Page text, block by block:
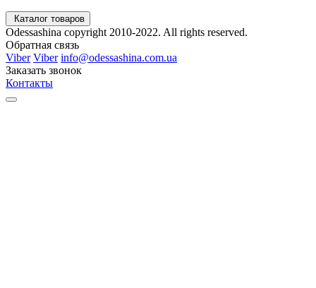
Каталог товаров
Odessashina copyright 2010-2022. All rights reserved.
Обратная связь
Viber Viber info@odessashina.com.ua
Заказать звонок
Контакты